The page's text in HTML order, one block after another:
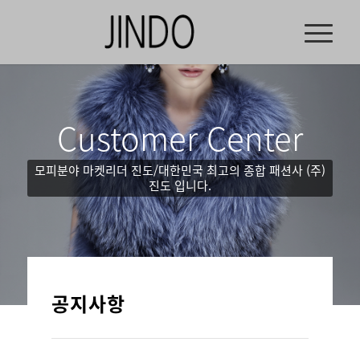
Customer Center
모피분야 마켓리더 진도/대한민국 최고의 종합 패션사 (주)
진도 입니다.
공지사항